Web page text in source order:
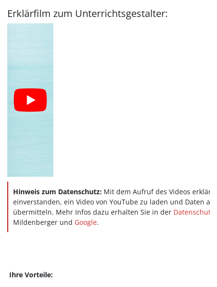
Erklärfilm zum Unterrichtsgestalter:
Hinweis zum Datenschutz: Mit dem Aufruf des Videos
einverstanden, ein Video von YouTube zu laden und Daten an
übermitteln. Mehr Infos dazu erhalten Sie in der
Mildenberger und Google.
Ihre Vorteile: